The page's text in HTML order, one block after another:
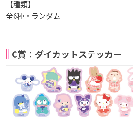
【種類】
全6種・ランダム
C賞：ダイカットステッカー